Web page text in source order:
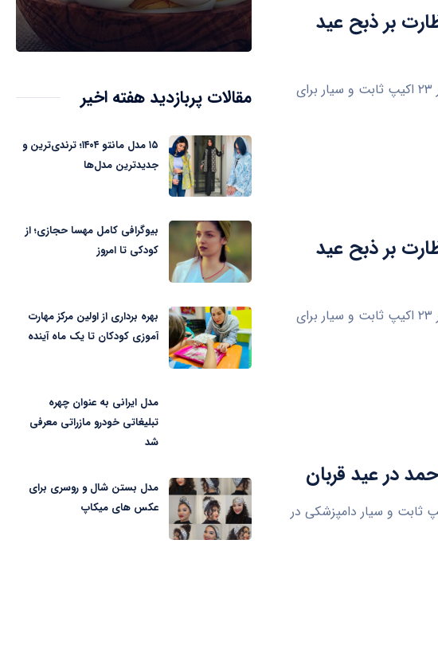
نظارت بر ذبح عید
قزوین- معاون سلامت اداره کل دامپزشکی استان قزوین از استقرار ۲۳ اکیپ ثابت و سیار برای
نظارت بر ذبح عید
قزوین- معاون سلامت اداره کل دامپزشکی استان قزوین از استقرار ۲۳ اکیپ ثابت و سیار برای
دامپزشکی کهگیلویه و بویراحمد از فعالیت ۲۳ اکیپ ثابت و سیار دامپزشکی در
مقالات پربازدید هفته اخیر
۱۵ مدل مانتو ۱۴۰۴؛ ترندی‌ترین و
جدیدترین مدل‌ها
بیوگرافی کامل مهسا حجازی؛ از
کودکی تا امروز
بهره برداری از اولین مرکز مهارت
آموزی کودکان تا یک ماه آینده
مدل ایرانی به عنوان چهره
تبلیغاتی خودرو مازراتی معرفی
شد
مدل بستن شال و روسری برای
عکس های میکاپ